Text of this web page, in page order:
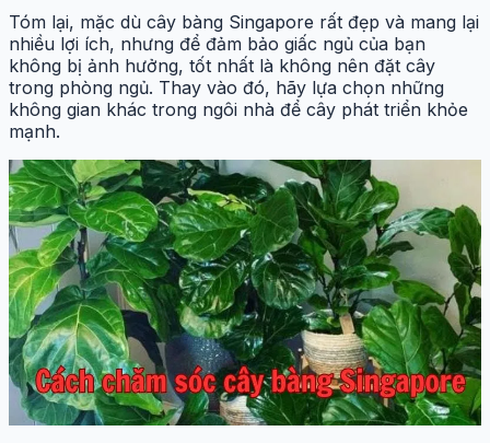
Tóm lại, mặc dù cây bàng Singapore rất đẹp và mang lại
nhiều lợi ích, nhưng để đảm bảo giấc ngủ của bạn
không bị ảnh hưởng, tốt nhất là không nên đặt cây
trong phòng ngủ. Thay vào đó, hãy lựa chọn những
không gian khác trong ngôi nhà để cây phát triển khỏe
mạnh.